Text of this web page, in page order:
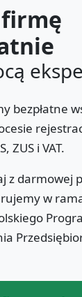
firmę
bezpłatne
ZUS i VAT.
z darmowej
w